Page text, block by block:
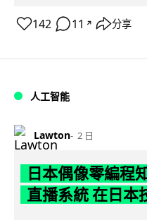
142 11 ↗ 分享
人工智能
Lawton 2 日
日本偶像零編程
直播系統 在日本